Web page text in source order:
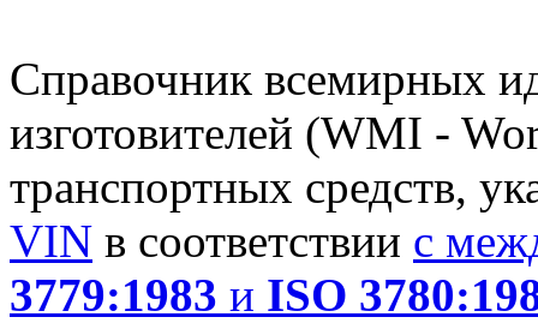
Справочник всемирных
изготовителей (WMI -
транспортных средств,
VIN в соответствии с
3779:1983 и ISO